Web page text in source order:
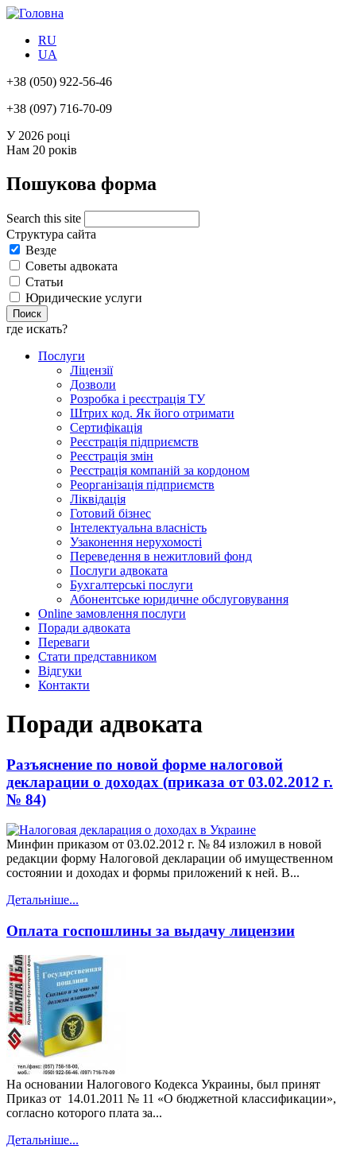
RU
UA
+38 (050) 922-56-46
+38 (097) 716-70-09
У 2026 році
Нам 20 років
Пошукова форма
Search this site
Структура сайта
Везде
Советы адвоката
Статьи
Юридические услуги
где искать?
Послуги
Ліцензії
Дозволи
Розробка і реєстрація ТУ
Штрих код. Як його отримати
Сертифікація
Реєстрація підприємств
Реєстрація змін
Реєстрація компаній за кордоном
Реорганізація підприємств
Ліквідація
Готовий бізнес
Інтелектуальна власність
Узаконення нерухомості
Переведення в нежитловий фонд
Послуги адвоката
Бухгалтерські послуги
Абонентське юридичне обслуговування
Online замовлення послуги
Поради адвоката
Переваги
Стати представником
Відгуки
Контакти
Поради адвоката
Разъяснение по новой форме налоговой
декларации о доходах (приказа от 03.02.2012 г.
№ 84)
Минфин приказом от 03.02.2012 г. № 84 изложил в новой
редакции форму Налоговой декларации об имущественном
состоянии и доходах и формы приложений к ней. В...
Детальніше...
Оплата госпошлины за выдачу лицензии
На основании Налогового Кодекса Украины, был принят
Приказ от 14.01.2011 № 11 «О бюджетной классификации»,
согласно которого плата за...
Детальніше...